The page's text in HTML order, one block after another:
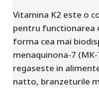
Vitamina K2 este o
pentru functionarea
forma cea mai
menaquinona-7
regaseste in
natto, branzeturile